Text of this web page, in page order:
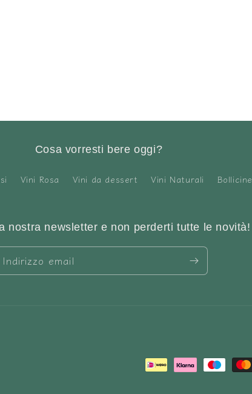
Cosa vorresti bere oggi?
Vini Rosa Vini da dessert Vini Naturali Bollicine
nostra newsletter e non perderti tutte le novità!
Indirizzo email
Metodi